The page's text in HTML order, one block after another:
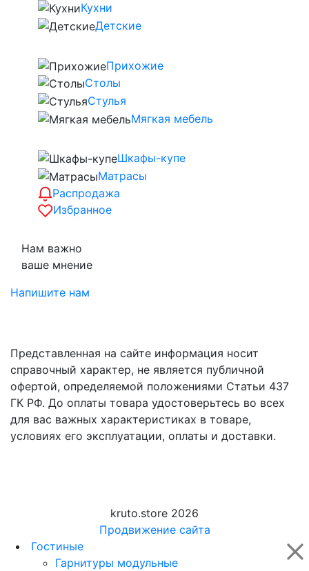
Кухни
Детские
Прихожие
Столы
Стулья
Мягкая мебель
Шкафы-купе
Матрасы
Распродажа
Избранное
Нам важно
ваше мнение
Напишите нам
Представленная на сайте информация носит
справочный характер, не является публичной
офертой, определяемой положениями Статьи 437
ГК РФ. До оплаты товара удостоверьтесь во всех
для вас важных характеристиках в товаре,
условиях его эксплуатации, оплаты и доставки.
kruto.store 2026
Продвижение сайта
Гостиные
Гарнитуры модульные